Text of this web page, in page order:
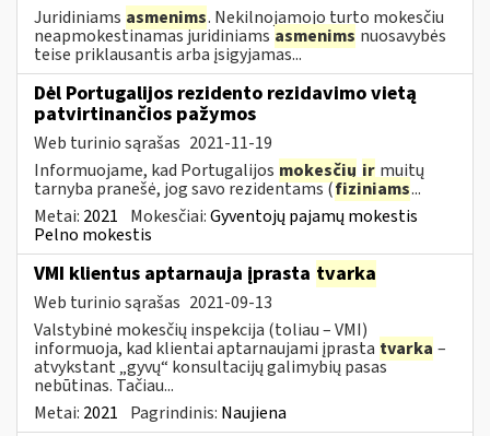
Juridiniams asmenims. Nekilnojamojo turto mokesčiu
neapmokestinamas juridiniams asmenims nuosavybės
teise priklausantis arba įsigyjamas...
Dėl Portugalijos rezidento rezidavimo vietą
patvirtinančios pažymos
Web turinio sąrašas 2021-11-19
Informuojame, kad Portugalijos mokesčių ir muitų
tarnyba pranešė, jog savo rezidentams (fiziniams...
Metai: 2021 Mokesčiai:Gyventojų pajamų mokestis
Pelno mokestis
VMI klientus aptarnauja įprasta tvarka
Web turinio sąrašas 2021-09-13
Valstybinė mokesčių inspekcija (toliau – VMI)
informuoja, kad klientai aptarnaujami įprasta tvarka –
atvykstant „gyvų“ konsultacijų galimybių pasas
nebūtinas. Tačiau...
Metai: 2021 Pagrindinis: Naujiena